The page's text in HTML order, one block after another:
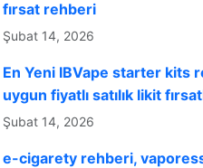
fırsat rehberi
Şubat 14, 2026
En Yeni IBVape starter kits
uygun fiyatlı satılık likit
Şubat 14, 2026
e-cigarety rehberi,